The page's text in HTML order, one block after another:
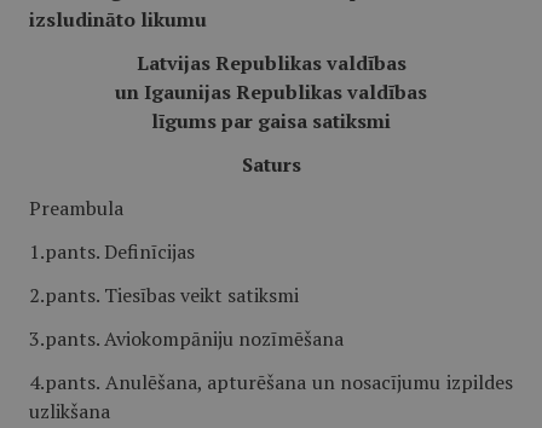
izsludināto likumu
Latvijas Republikas valdības
un Igaunijas Republikas valdības
līgums par gaisa satiksmi
Saturs
Preambula
1.pants. Definīcijas
2.pants. Tiesības veikt satiksmi
3.pants. Aviokompāniju nozīmēšana
4.pants. Anulēšana, apturēšana un nosacījumu izpildes
uzlikšana